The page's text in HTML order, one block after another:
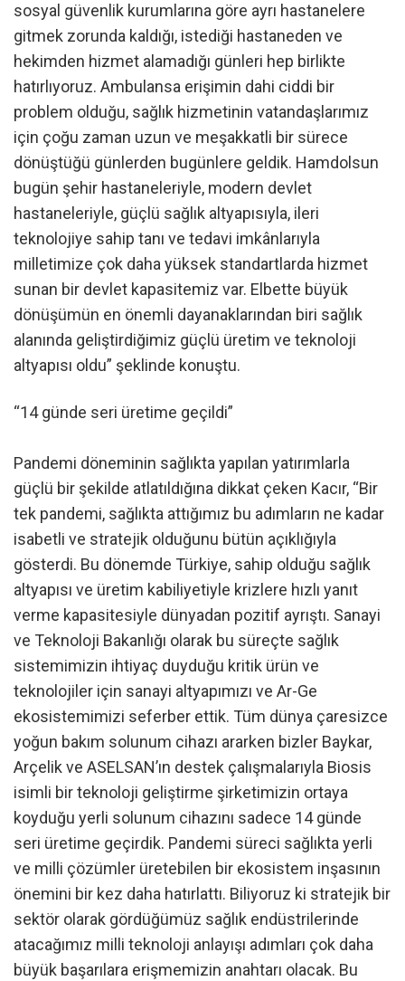
sosyal güvenlik kurumlarına göre ayrı hastanelere
gitmek zorunda kaldığı, istediği hastaneden ve
hekimden hizmet alamadığı günleri hep birlikte
hatırlıyoruz. Ambulansa erişimin dahi ciddi bir
problem olduğu, sağlık hizmetinin vatandaşlarımız
için çoğu zaman uzun ve meşakkatli bir sürece
dönüştüğü günlerden bugünlere geldik. Hamdolsun
bugün şehir hastaneleriyle, modern devlet
hastaneleriyle, güçlü sağlık altyapısıyla, ileri
teknolojiye sahip tanı ve tedavi imkânlarıyla
milletimize çok daha yüksek standartlarda hizmet
sunan bir devlet kapasitemiz var. Elbette büyük
dönüşümün en önemli dayanaklarından biri sağlık
alanında geliştirdiğimiz güçlü üretim ve teknoloji
altyapısı oldu” şeklinde konuştu.
“14 günde seri üretime geçildi”
Pandemi döneminin sağlıkta yapılan yatırımlarla
güçlü bir şekilde atlatıldığına dikkat çeken Kacır, “Bir
tek pandemi, sağlıkta attığımız bu adımların ne kadar
isabetli ve stratejik olduğunu bütün açıklığıyla
gösterdi. Bu dönemde Türkiye, sahip olduğu sağlık
altyapısı ve üretim kabiliyetiyle krizlere hızlı yanıt
verme kapasitesiyle dünyadan pozitif ayrıştı. Sanayi
ve Teknoloji Bakanlığı olarak bu süreçte sağlık
sistemimizin ihtiyaç duyduğu kritik ürün ve
teknolojiler için sanayi altyapımızı ve Ar-Ge
ekosistemimizi seferber ettik. Tüm dünya çaresizce
yoğun bakım solunum cihazı ararken bizler Baykar,
Arçelik ve ASELSAN’ın destek çalışmalarıyla Biosis
isimli bir teknoloji geliştirme şirketimizin ortaya
koyduğu yerli solunum cihazını sadece 14 günde
seri üretime geçirdik. Pandemi süreci sağlıkta yerli
ve milli çözümler üretebilen bir ekosistem inşasının
önemini bir kez daha hatırlattı. Biliyoruz ki stratejik bir
sektör olarak gördüğümüz sağlık endüstrilerinde
atacağımız milli teknoloji anlayışı adımları çok daha
büyük başarılara erişmemizin anahtarı olacak. Bu